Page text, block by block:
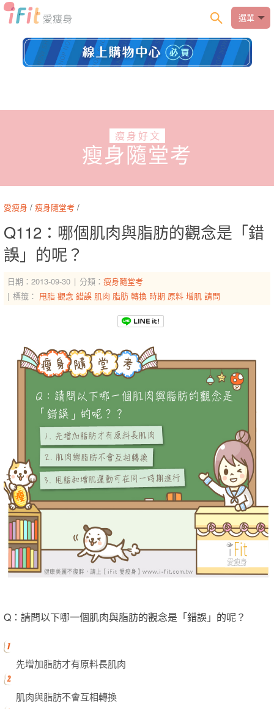
選單
瘦身好文
瘦身隨堂考
愛瘦身 / 瘦身隨堂考 /
Q112：哪個肌肉與脂肪的觀念是「錯
誤」的呢？
日期：2013-09-30 分類： 瘦身隨堂考
標籤： 甩脂 觀念 錯誤 肌肉 脂肪 轉換 時期 原料 增肌 請問
Q：請問以下哪一個肌肉與脂肪的觀念是「錯誤」的呢？
先增加脂肪才有原料長肌肉
肌肉與脂肪不會互相轉換